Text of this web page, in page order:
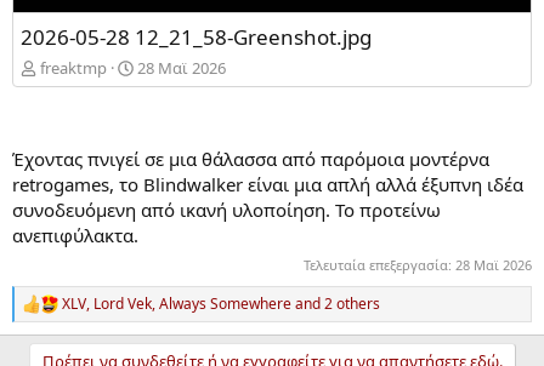
2026-05-28 12_21_58-Greenshot.jpg
freaktmp 28 Mαϊ 2026
Έχοντας πνιγεί σε μια θάλασσα από παρόμοια μοντέρνα
retrogames, το Blindwalker είναι μια απλή αλλά έξυπνη ιδέα
συνοδευόμενη από ικανή υλοποίηση. Το προτείνω
ανεπιφύλακτα.
Τελευταία επεξεργασία: 28 Mαϊ 2026
R
e
XLV, Lord Vek,Always Somewhereand 2 others
Πρέπει να συνδεθείτε ή να εγγραφείτε για να απαντήσετε εδώ.